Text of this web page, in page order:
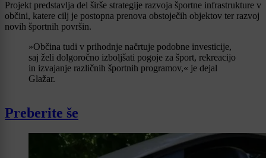
Projekt predstavlja del širše strategije razvoja športne infrastrukture v
občini, katere cilj je postopna prenova obstoječih objektov ter razvoj
novih športnih površin.
»Občina tudi v prihodnje načrtuje podobne investicije,
saj želi dolgoročno izboljšati pogoje za šport, rekreacijo
in izvajanje različnih športnih programov,« je dejal
Glažar.
Preberite še